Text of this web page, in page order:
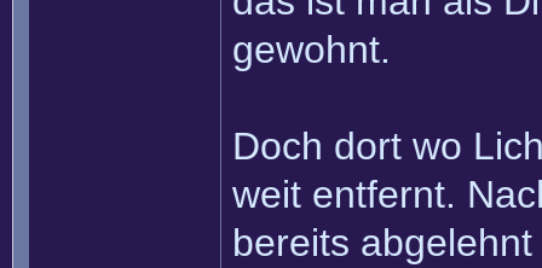
gewohnt.
Doch dort wo
weit entfernt.
bereits